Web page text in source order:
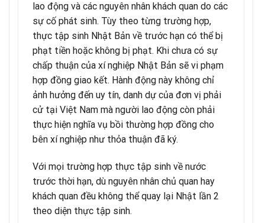
lao động và các nguyên nhân khách quan do các
sự cố phát sinh. Tùy theo từng trường hợp,
thực tập sinh Nhật Bản về trước hạn có thể bị
phạt tiền hoặc không bị phạt. Khi chưa có sự
chấp thuận của xí nghiệp Nhật Bản sẽ vi phạm
hợp đồng giao kết. Hành động này không chỉ
ảnh hưởng đến uy tín, danh dự của đơn vị phải
cử tại Việt Nam mà người lao động còn phải
thực hiện nghĩa vụ bồi thường hợp đồng cho
bên xí nghiệp như thỏa thuận đã ký.
Với mọi trường hợp thực tập sinh về nước
trước thời hạn, dù nguyên nhân chủ quan hay
khách quan đều không thể quay lại Nhật lần 2
theo diện thực tập sinh.